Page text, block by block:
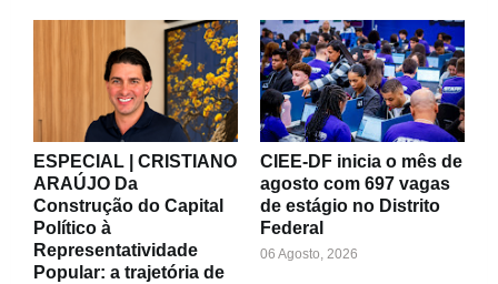
ESPECIAL | CRISTIANO
ARAÚJO Da
Construção do Capital
Político à
Representatividade
Popular: a trajetória de
CIEE-DF inicia o mês de
agosto com 697 vagas
de estágio no Distrito
Federal
06 Agosto, 2026